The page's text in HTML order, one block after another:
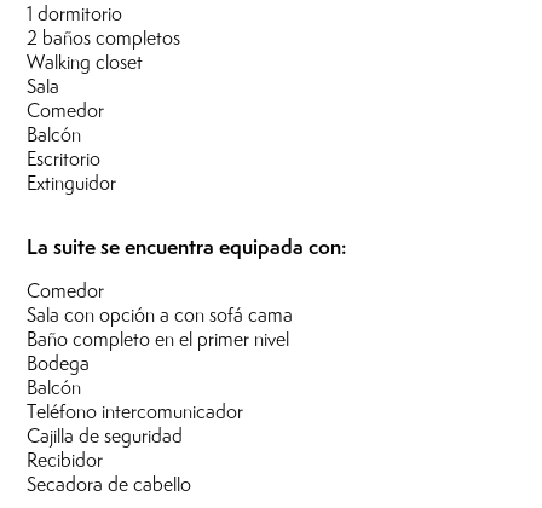
1 dormitorio
2 baños completos
Walking closet
Sala
Comedor
Balcón
Escritorio
Extinguidor
La suite se encuentra equipada con:
Comedor
Sala con opción a con sofá cama
Baño completo en el primer nivel
Bodega
Balcón
Teléfono intercomunicador
Cajilla de seguridad
Recibidor
Secadora de cabello